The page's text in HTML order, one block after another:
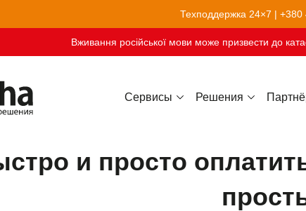
Техподдержка 24×7 | +380
Вживання російської мови може призвести до
Сервисы Решения
и просто